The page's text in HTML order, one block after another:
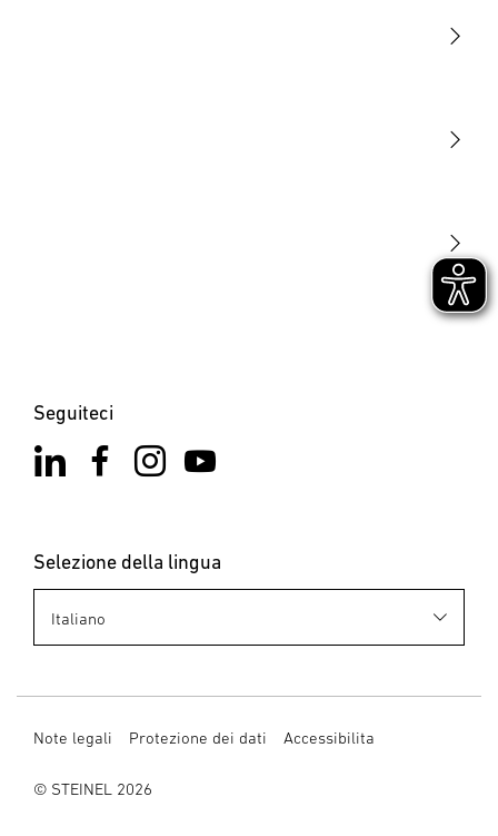
Seguiteci
Selezione della lingua
Note legali Protezione dei dati Accessibilita
© STEINEL 2026